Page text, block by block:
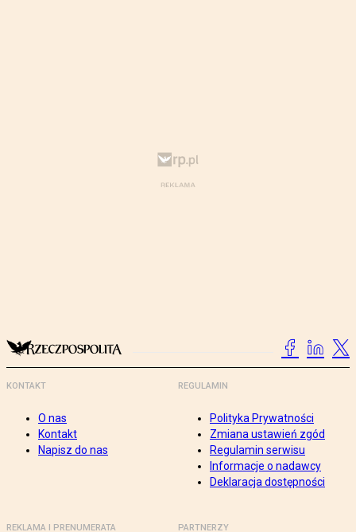
KONTAKT
O nas
Kontakt
Napisz do nas
REGULAMIN
Polityka Prywatności
Zmiana ustawień zgód
Regulamin serwisu
Informacje o nadawcy
Deklaracja dostępności
REKLAMA I PRENUMERATA PARTNERZY